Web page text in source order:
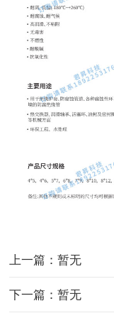
上一篇：暂无
下一篇：暂无